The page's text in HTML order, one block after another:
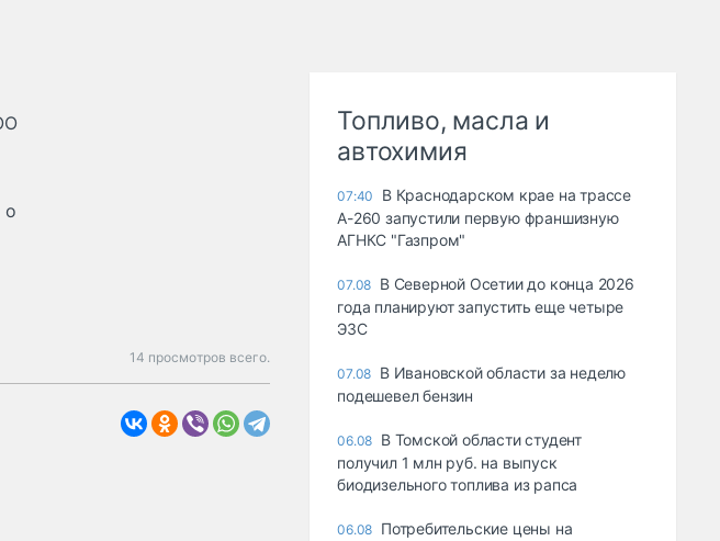
о
14 просмотров всего.
Топливо, масла и
автохимия
07:40
В Краснодарском крае на трассе
А-260 запустили первую франшизную
АГНКС "Газпром"
07.08 В Северной Осетии до конца 2026
года планируют запустить еще четыре
ЭЗС
07.08 В Ивановской области за неделю
подешевел бензин
06.08 В Томской области студент
получил 1 млн руб. на выпуск
биодизельного топлива из рапса
06.08 Потребительские цены на